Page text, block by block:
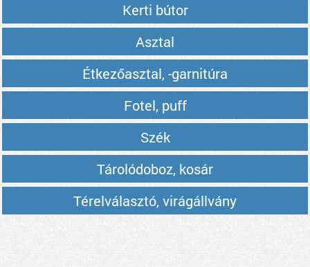
Kerti bútor
Asztal
Étkezőasztal, -garnitúra
Fotel, puff
Szék
Tárolódoboz, kosár
Térelválasztó, virágállvány